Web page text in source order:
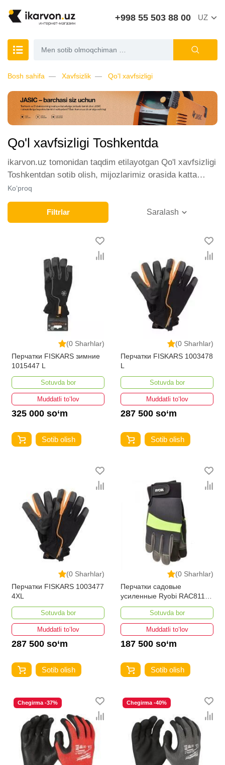
+998 55 503 88 00 UZ
Bosh sahifa Xavfsizlik Qo'l xavfsizligi
Qo'l xavfsizligi Toshkentda
ikarvon.uz tomonidan taqdim etilayotgan Qo'l xavfsizligi
Toshkentdan sotib olish, mijozlarimiz orasida katta
talabga ega. Biz ushbu toifadagi tovarlarni sotish uchun
eng yaxshi sharoitlarni ta'minlaymiz. Onlayn do'konda
Qo'l xavfsizligi yetakchi ishlab chiqaruvchilar va
brendlar tomonidan taqdim etilgan bo'lib, ularning
ro'yxati doimiy ravishda kengayib bormoqda. Biz butun
mamlakat bo'ylab tovarlarni istalgan miqdorda yetkazib
beramiz. Bularning barchasi O'zbekistondagi eng
yaxshi narx bilan qo’shimcha qilingan, ikarvon.uz dan
Qo'l xavfsizligi - bu eng keng narxlar oralig'i. Va bu
yerda Qo'l xavfsizligi toifasidagi har bir element uchun
optimal narx mavjud.
Ko‘proq
Filtrlar Saralash
(0 Sharhlar)
Перчатки FISKARS зимние
1015447 L
Sotuvda bor
Muddatli to‘lov
325 000 so‘m
Sotib olish
(0 Sharhlar)
Перчатки FISKARS 1003478
L
Sotuvda bor
Muddatli to‘lov
287 500 so‘m
Sotib olish
(0 Sharhlar)
Перчатки FISKARS 1003477
4XL
Sotuvda bor
Muddatli to‘lov
287 500 so‘m
Sotib olish
(0 Sharhlar)
Перчатки садовые
усиленные Ryobi RAC811L
5132002991
Sotuvda bor
Muddatli to‘lov
187 500 so‘m
Sotib olish
Chegirma -37% Chegirma -40%